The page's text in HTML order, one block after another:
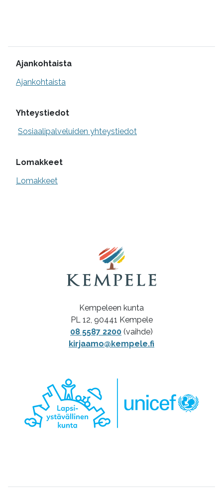
Lisätietoa
Ajankohtaista
Ajankohtaista
Yhteystiedot
Sosiaalipalveluiden yhteystiedot
Lomakkeet
Lomakkeet
Kempeleen kunta
PL 12, 90441 Kempele
08 5587 2200 (vaihde)
kirjaamo@kempele.fi